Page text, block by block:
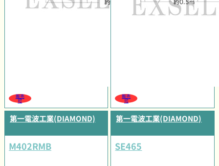
販売
可
販売
可
第一電波工業(DIAMOND)
M402RMB
第一電波工業(DIAMOND)
SE465